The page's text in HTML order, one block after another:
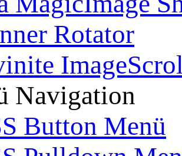
Rotator
Navigation
Button Menü